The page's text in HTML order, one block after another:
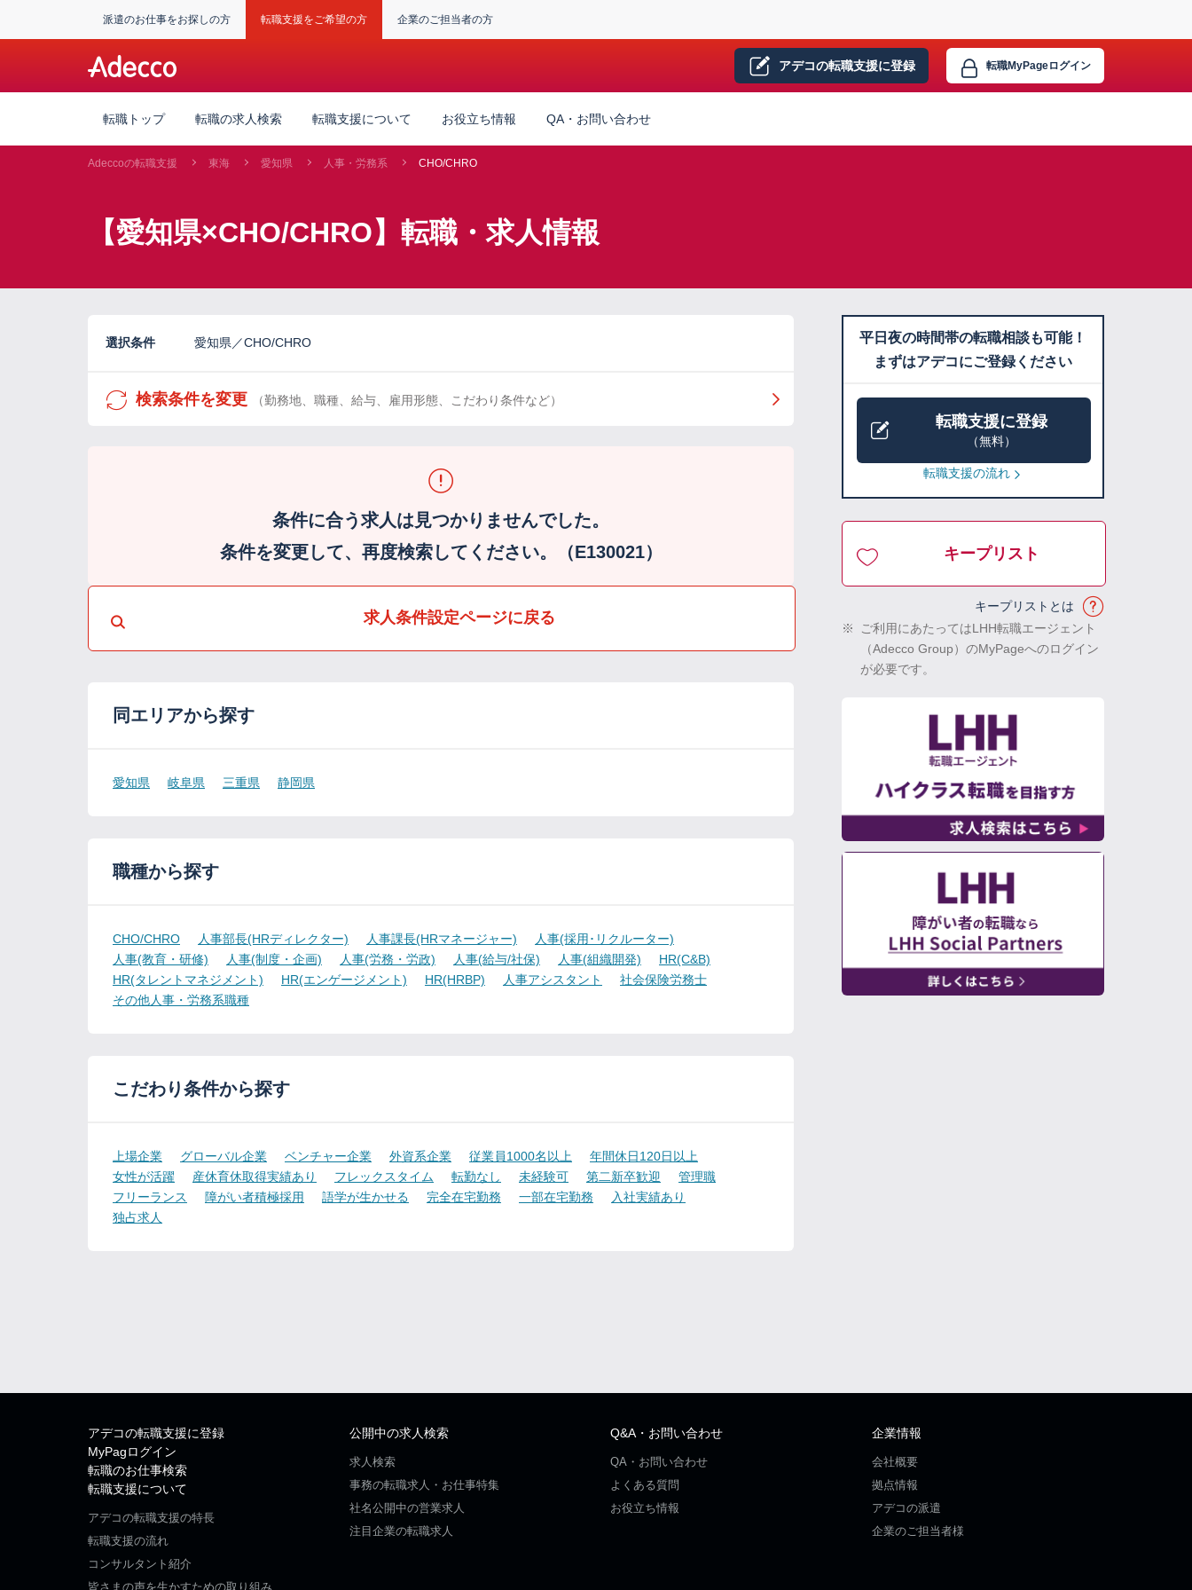
派遣のお仕事をお探しの方 転職支援をご希望の方 企業のご担当者の方
アデコの転職支援に登録 転職MyPageログイン
転職トップ 転職の求人検索 転職支援について お役立ち情報 QA・お問い合わせ
Adeccoの転職支援 東海 愛知県 人事・労務系 CHO/CHRO
【愛知県×CHO/CHRO】転職・求人情報
選択条件 愛知県／CHO/CHRO
検索条件を変更 （勤務地、職種、給与、雇用形態、こだわり条件など）
条件に合う求人は見つかりませんでした。
条件を変更して、再度検索してください。（E130021）
求人条件設定ページに戻る
同エリアから探す
愛知県 岐阜県 三重県 静岡県
職種から探す
CHO/CHRO 人事部長(HRディレクター) 人事課長(HRマネージャー)
人事(採用･リクルーター)
人事(教育・研修)
人事(制度・企画) 人事(労務・労政) 人事(給与/社保) 人事(組織開発)
HR(C&B)
HR(タレントマネジメント)
HR(エンゲージメント) HR(HRBP) 人事アシスタント
社会保険労務士
その他人事・労務系職種
こだわり条件から探す
上場企業 グローバル企業 ベンチャー企業 外資系企業 従業員1000名以上
年間休日120日以上
女性が活躍
産休育休取得実績あり フレックスタイム 転勤なし 未経験可 第二新卒歓迎
管理職
フリーランス
障がい者積極採用 語学が生かせる 完全在宅勤務 一部在宅勤務
入社実績あり
独占求人
平日夜の時間帯の転職相談も可能！
まずはアデコにご登録ください
転職支援に登録
（無料）
転職支援の流れ
キープリスト
キープリストとは
※
ご利用にあたってはLHH転職エージェント
（Adecco Group）のMyPageへのログイン
が必要です。
アデコの転職支援に登録
MyPagログイン
転職のお仕事検索
転職支援について
アデコの転職支援の特長
転職支援の流れ
コンサルタント紹介
皆さまの声を生かすための取り組み
公開中の求人検索
求人検索
事務の転職求人・お仕事特集
社名公開中の営業求人
注目企業の転職求人
Q&A・お問い合わせ
QA・お問い合わせ
よくある質問
お役立ち情報
企業情報
会社概要
拠点情報
アデコの派遣
企業のご担当者様